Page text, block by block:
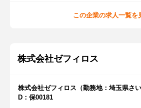
この企業の求人一覧を
株式会社ゼフィロス
株式会社ゼフィロス（勤務地：埼玉県さ
D：保00181